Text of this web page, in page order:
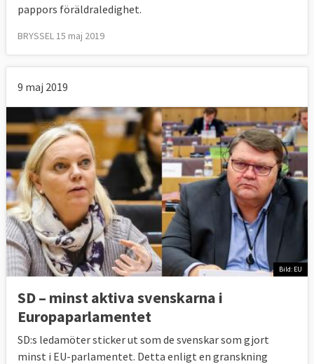
pappors föräldraledighet.
BRYSSEL 15 maj 2019
9 maj 2019
Bild: EU
SD – minst aktiva svenskarna i
Europaparlamentet
SD:s ledamöter sticker ut som de svenskar som gjort
minst i EU-parlamentet. Detta enligt en granskning